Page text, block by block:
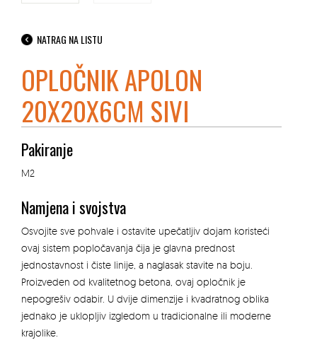
NATRAG NA LISTU
OPLOČNIK APOLON
20X20X6CM SIVI
Pakiranje
M2
Namjena i svojstva
Osvojite sve pohvale i ostavite upečatljiv dojam koristeći
ovaj sistem popločavanja čija je glavna prednost
jednostavnost i čiste linije, a naglasak stavite na boju.
Proizveden od kvalitetnog betona, ovaj opločnik je
nepogrešiv odabir. U dvije dimenzije i kvadratnog oblika
jednako je uklopljiv izgledom u tradicionalne ili moderne
krajolike.